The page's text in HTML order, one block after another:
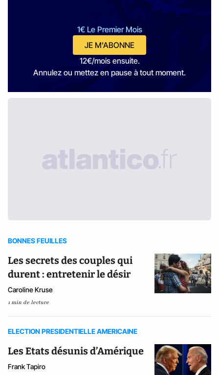
1€ Le Premier Mois
JE M'ABONNE
12€/mois ensuite.
Annulez ou mettez en pause à tout moment.
BONNES FEUILLES
Les secrets des couples qui
durent : entretenir le désir
Caroline Kruse
1 min de lecture
ELECTION PRESIDENTIELLE AMERICAINE
Les Etats désunis d’Amérique
Frank Tapiro